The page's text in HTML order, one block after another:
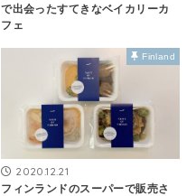
で出会ったすてきなベイカリーカ
フェ
Finland
2020.12.21
フィンランドのスーパーで販売さ